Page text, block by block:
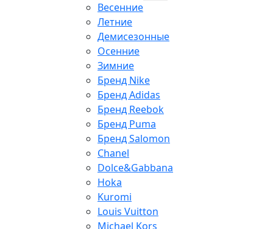
Весенние
Летние
Демисезонные
Осенние
Зимние
Бренд Nike
Бренд Adidas
Бренд Reebok
Бренд Puma
Бренд Salomon
Chanel
Dolce&Gabbana
Hoka
Kuromi
Louis Vuitton
Michael Kors